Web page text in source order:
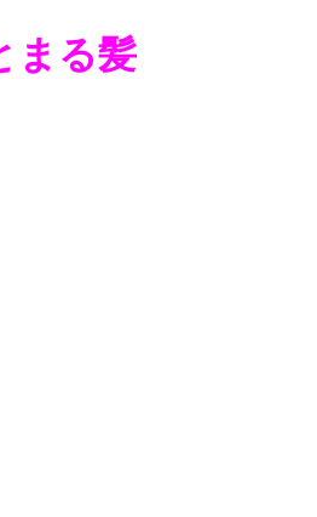
まる髪